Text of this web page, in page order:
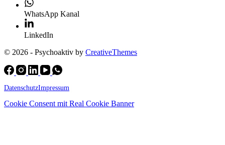
WhatsApp Kanal
LinkedIn
© 2026 - Psychoaktiv by CreativeThemes
DatenschutzImpressum
Cookie Consent mit Real Cookie Banner